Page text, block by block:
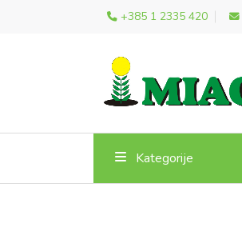
+385 1 2335 420
Kategorije